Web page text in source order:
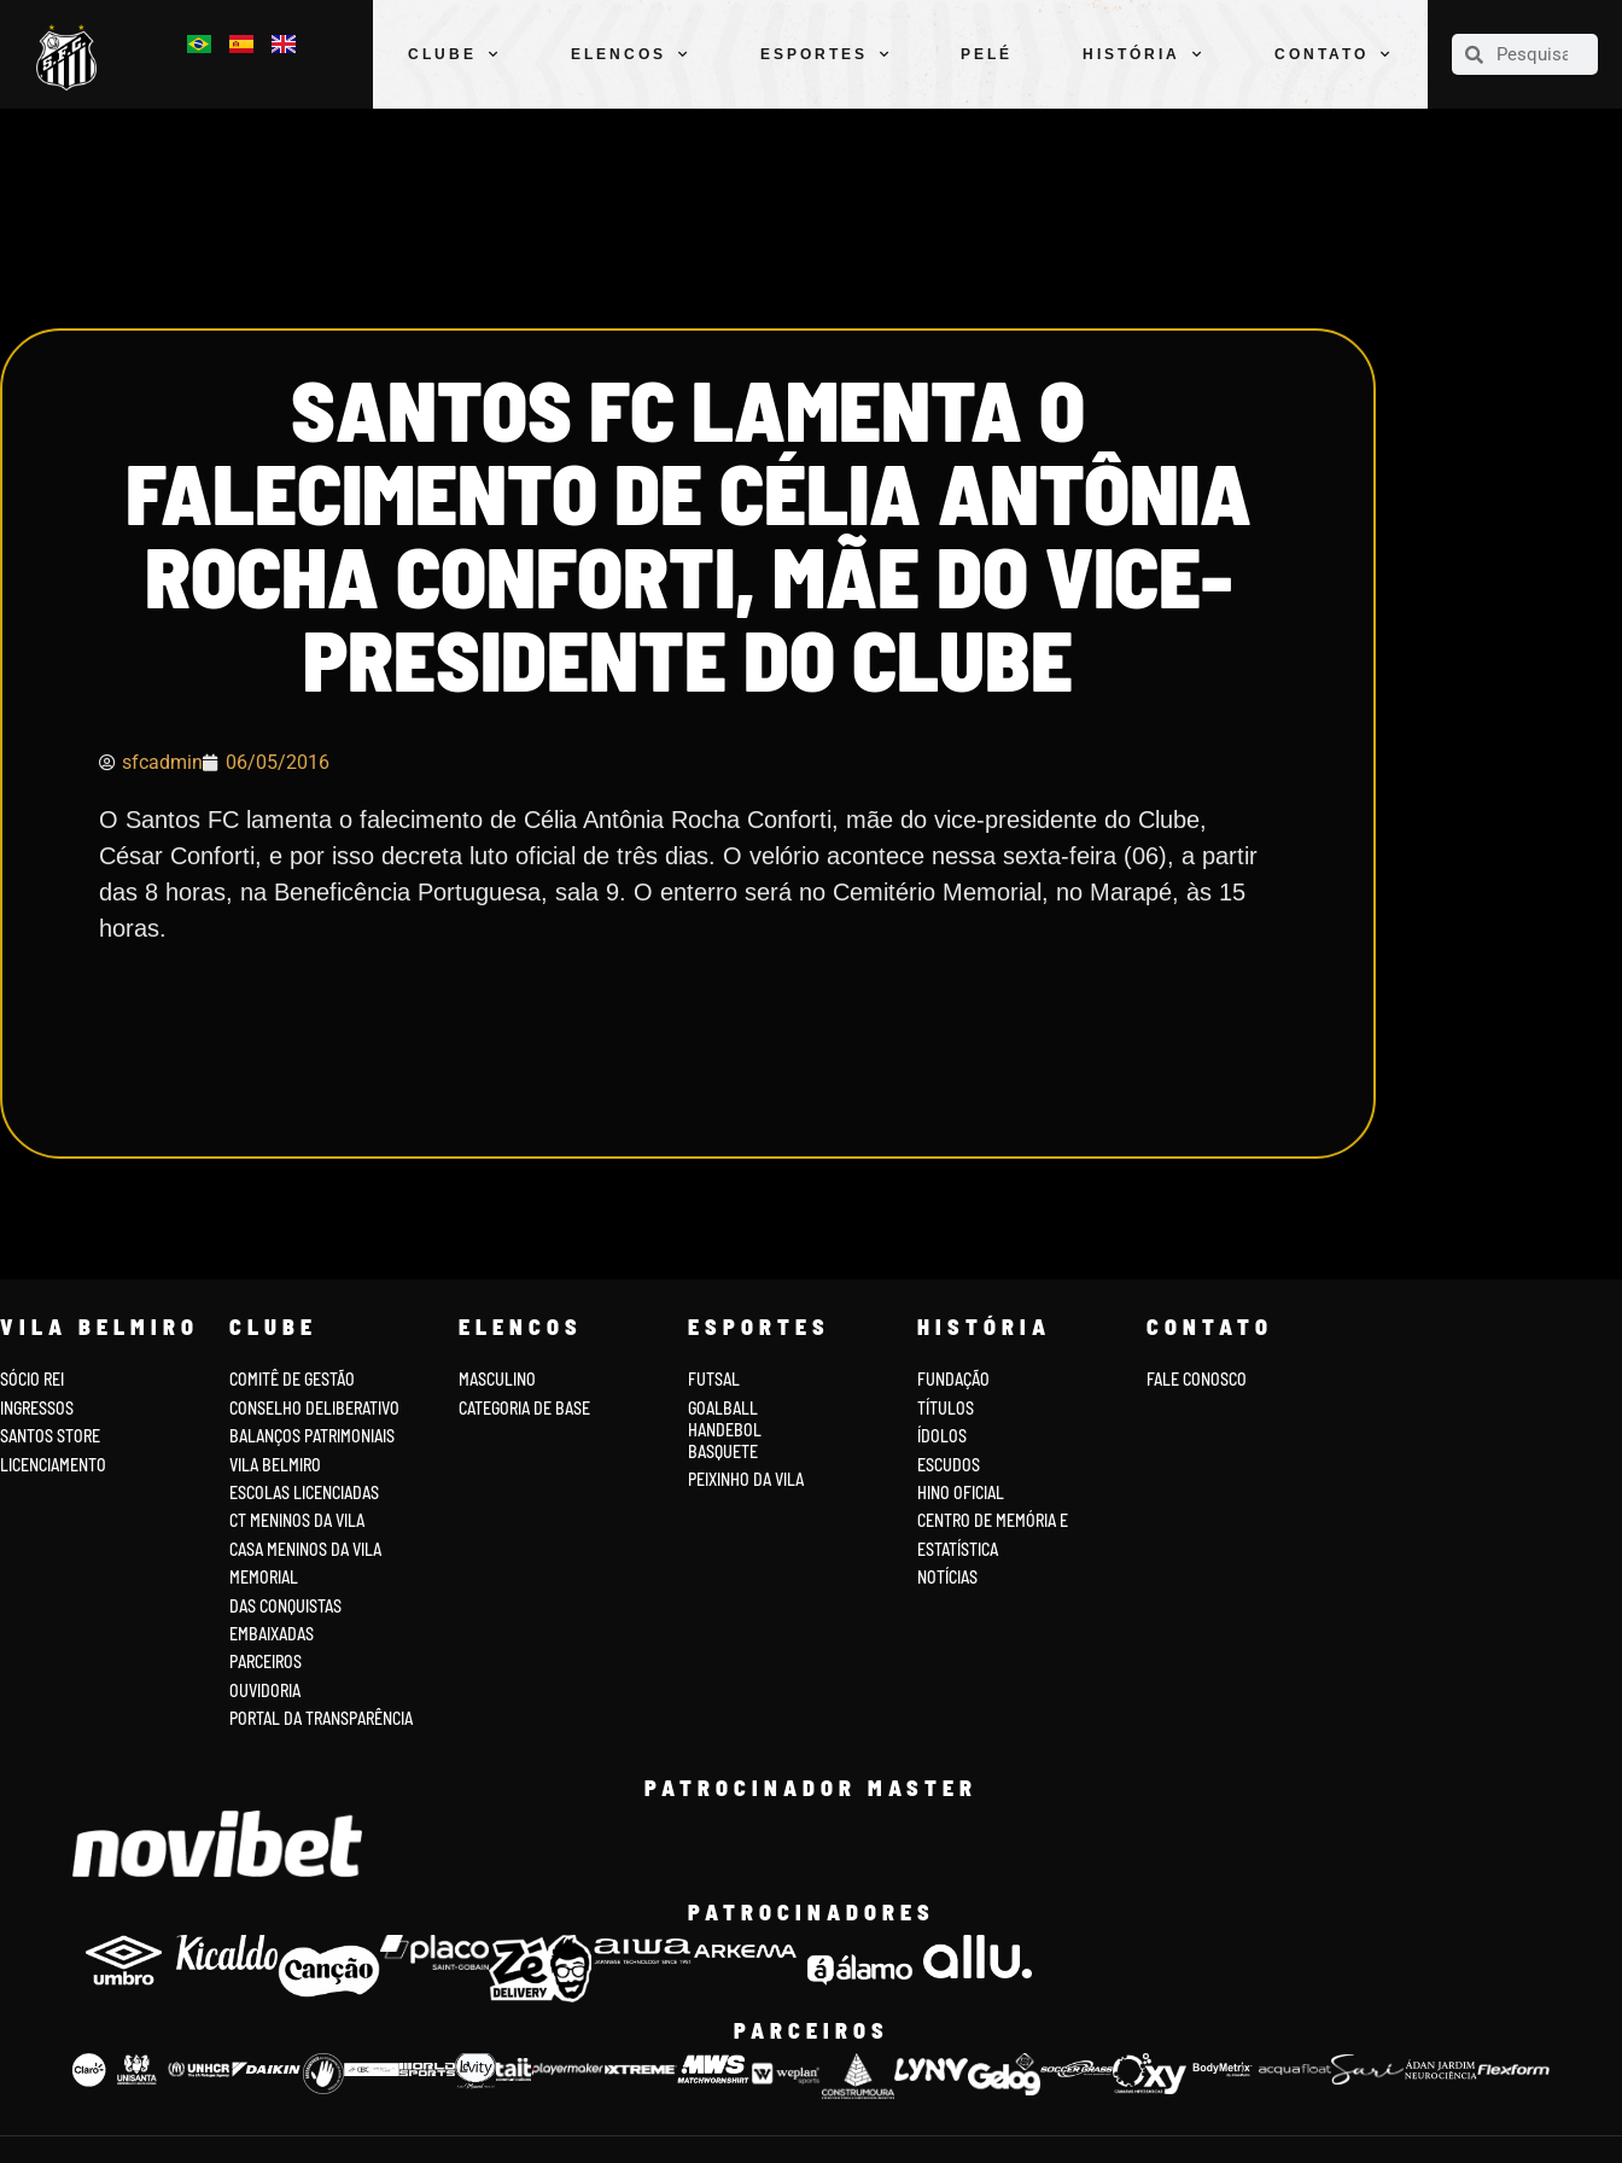
CLUBE ELENCOS ESPORTES PELÉ HISTÓRIA CONTATO
CLUBE
SANTOS FC LAMENTA O
FALECIMENTO DE CÉLIA ANTÔNIA
ROCHA CONFORTI, MÃE DO VICE-
PRESIDENTE DO CLUBE
sfcadmin 06/05/2016
O Santos FC lamenta o falecimento de Célia Antônia Rocha Conforti, mãe do vice-presidente do Clube,
César Conforti, e por isso decreta luto oficial de três dias. O velório acontece nessa sexta-feira (06), a partir
das 8 horas, na Beneficência Portuguesa, sala 9. O enterro será no Cemitério Memorial, no Marapé, às 15
horas.
VILA BELMIRO
SÓCIO REI
INGRESSOS
SANTOS STORE
LICENCIAMENTO
CLUBE
COMITÊ DE GESTÃO
CONSELHO DELIBERATIVO
BALANÇOS PATRIMONIAIS
VILA BELMIRO
ESCOLAS LICENCIADAS
CT MENINOS DA VILA
CASA MENINOS DA VILA
MEMORIAL
DAS CONQUISTAS
EMBAIXADAS
PARCEIROS
OUVIDORIA
PORTAL DA TRANSPARÊNCIA
ELENCOS
MASCULINO
CATEGORIA DE BASE
ESPORTES
FUTSAL
GOALBALL
HANDEBOL
BASQUETE
PEIXINHO DA VILA
HISTÓRIA
FUNDAÇÃO
TÍTULOS
ÍDOLOS
ESCUDOS
HINO OFICIAL
CENTRO DE MEMÓRIA E
ESTATÍSTICA
NOTÍCIAS
CONTATO
FALE CONOSCO
PATROCINADOR MASTER
PATROCINADORES
PARCEIROS